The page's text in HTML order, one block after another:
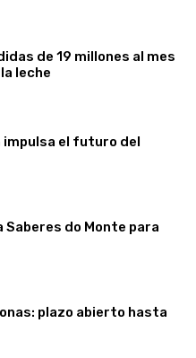
de 19 millones al mes
leche
el futuro del
Saberes do Monte para
plazo abierto hasta